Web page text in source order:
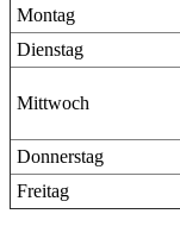
Montag
Dienstag
Mittwoch
Donnerstag
Freitag